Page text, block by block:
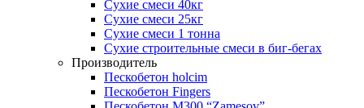
Сухие смеси 40кг
Сухие смеси 25кг
Сухие смеси 1 тонна
Сухие строительные смеси в биг-бегах
Производитель
Пескобетон holcim
Пескобетон Fingers